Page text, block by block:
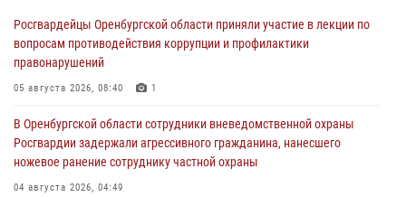
Росгвардейцы Оренбургской области приняли участие в лекции по
вопросам противодействия коррупции и профилактики
правонарушений
05 августа 2026, 08:40 1
В Оренбургской области сотрудники вневедомственной охраны
Росгвардии задержали агрессивного гражданина, нанесшего
ножевое ранение сотруднику частной охраны
04 августа 2026, 04:49